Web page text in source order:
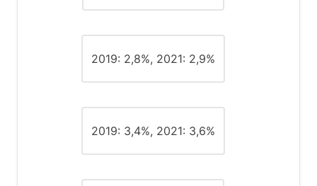
2019: 2,8%, 2021: 2,9%
2019: 3,4%, 2021: 3,6%